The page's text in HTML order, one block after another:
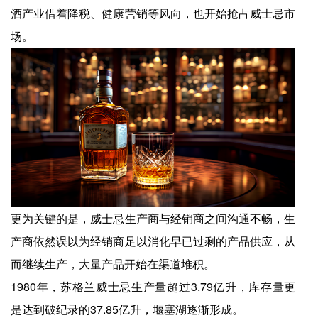
酒产业借着降税、健康营销等风向，也开始抢占威士忌市
场。
更为关键的是，威士忌生产商与经销商之间沟通不畅，生
产商依然误以为经销商足以消化早已过剩的产品供应，从
而继续生产，大量产品开始在渠道堆积。
1980年，苏格兰威士忌生产量超过3.79亿升，库存量更
是达到破纪录的37.85亿升，堰塞湖逐渐形成。